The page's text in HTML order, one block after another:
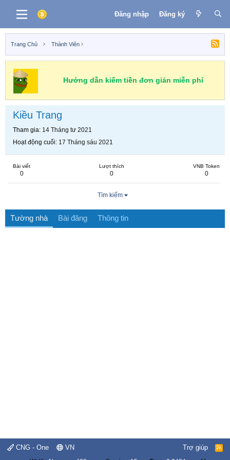
Đăng nhập Đăng ký
Trang Chủ Thành Viên
Hướng dẫn kiếm tiền đơn giản miễn phí
Kiều Trang
Tham gia 14 Tháng tư 2021
Hoạt động cuối 17 Tháng sáu 2021
Bài viết
0
Lượt thích
0
VNB Token
0
Tìm kiếm
Tường nhà Bài đăng Thông tin
CNG - One VN Trợ giúp
R